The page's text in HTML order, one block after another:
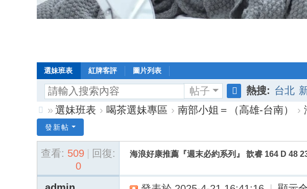
選妹班表 紅牌客評 圖片列表
帖子
搜
熱搜: 台北
sc
uz
» 選妹班表 › 喝茶選妹專區 › 南部小姐＝（高雄-台南） ›
發新帖
查看: 509
回復:
0
海浪好康推薦『週末必約系列』 歆睿 164 D 48